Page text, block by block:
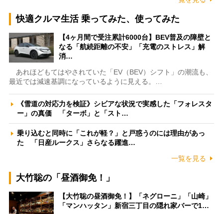
快適クルマ生活 乗ってみた、使ってみた
【4ヶ月間で受注累計6000台】BEV普及の障壁と
なる「航続距離の不安」「充電のストレス」解
消…
あれほどもてはやされていた「EV（BEV）シフト」の潮流も、
最近では減速基調になっているように見える。…
《雪道の対応力を検証》シビアな状況で実感した「フォレスタ
ー」の真価 「ターボ」と「スト…
乗り込むと同時に「これが軽？」と戸惑うのには理由があっ
た 「日産ルークス」さらなる躍進…
一覧を見る
大竹聡の「昼酒御免！」
【大竹聡の昼酒御免！】「ネグローニ」「山崎」
「マンハッタン」新宿三丁目の隠れ家バーで1…